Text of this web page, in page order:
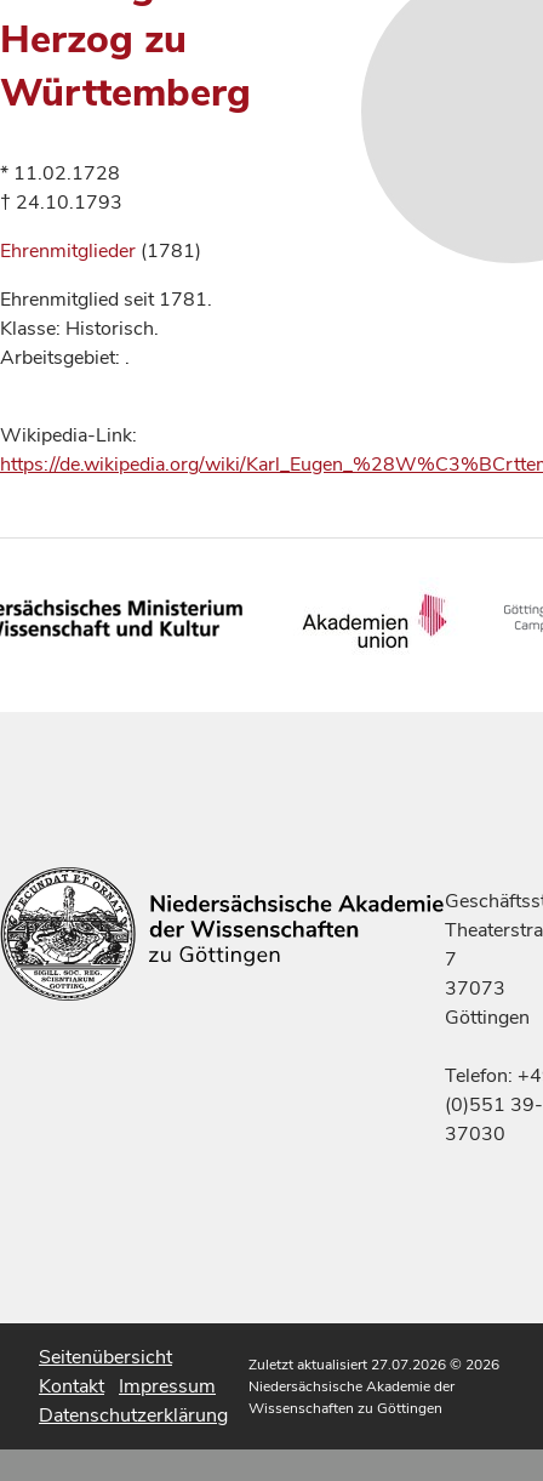
Herzog zu
Württemberg
* 11.02.1728
† 24.10.1793
Ehrenmitglieder (1781)
Ehrenmitglied seit 1781.
Klasse: Historisch.
Arbeitsgebiet: .
Wikipedia-Link:
https://de.wikipedia.org/wiki/
7
37073
Göttingen
Telefon:
(0)551 39-
37030
Seitenübersicht
Kontakt Impressum
Datenschutzerklärung
Zuletzt aktualisiert 27.07.2026© 2026
Niedersächsische Akademie der
Wissenschaften zu Göttingen